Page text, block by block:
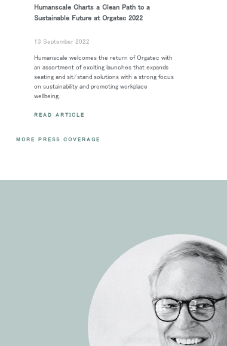
Humanscale Charts a Clean Path to a
Sustainable Future at Orgatec 2022
13 September 2022
Humanscale welcomes the return of Orgatec with
an assortment of exciting launches that expands
seating and sit/stand solutions with a strong focus
on sustainability and promoting workplace
wellbeing.
READ ARTICLE
MORE PRESS COVERAGE